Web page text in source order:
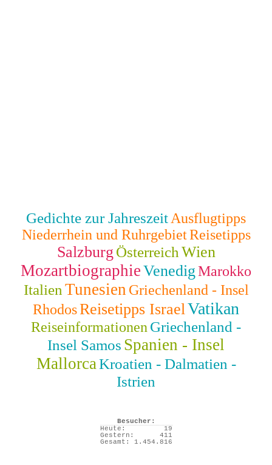
Gedichte zur JahreszeitAusflugtipps
Niederrhein und RuhrgebietReisetipps
Salzburg ÖsterreichWien
MozartbiographieVenedigMarokko
ItalienTunesien Griechenland - Insel
RhodosReisetipps IsraelVatikan
ReiseinformationenGriechenland -
Insel Samos Spanien - Insel
MallorcaKroatien - Dalmatien -
Istrien
Besucher:
Heute:
19
Gestern:
411
Gesamt:
1.454.816